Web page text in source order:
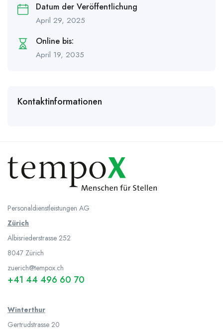
Datum der Veröffentlichung
April 29, 2025
Online bis:
April 19, 2035
Kontaktinformationen
Personaldienstleistungen AG
Zürich
Albisriederstrasse 252
8047 Zürich
zuerich@tempox.ch
+41 44 496 60 70
Winterthur
Gertrudstrasse 20